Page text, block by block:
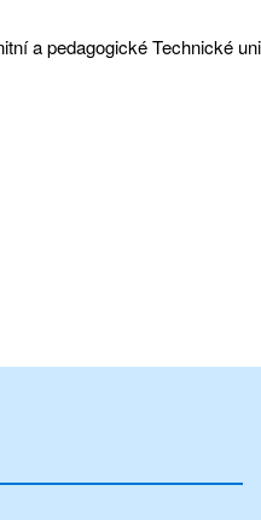
a pedagogické Technické